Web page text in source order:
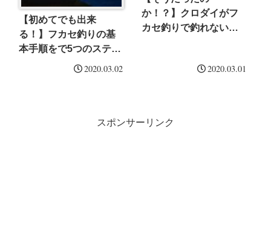
【初めてでも出来
る！】フカセ釣りの基
本手順をで5つのステッ
2020.03.02
か！？】クロダイがフ
カセ釣りで釣れない原
2020.03.01
スポンサーリンク